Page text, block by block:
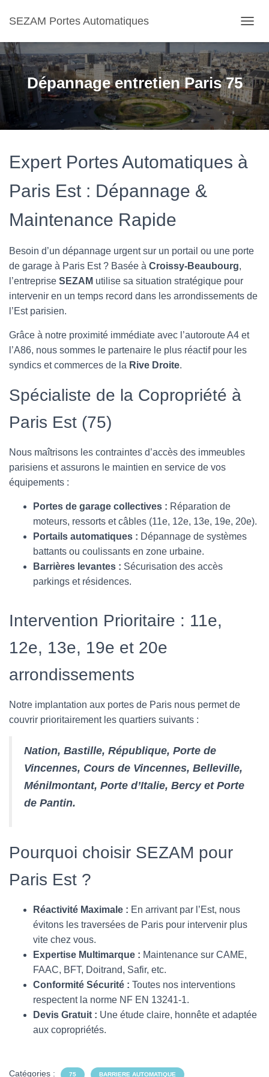
SEZAM Portes Automatiques
U
V
R
I
R
F
E
R
G
O
Dépannage entretien Paris 75
Expert Portes Automatiques à
Paris Est : Dépannage &
Maintenance Rapide
Besoin d’un dépannage urgent sur un portail ou une porte
de garage à Paris Est ? Basée à Croissy-Beaubourg,
l’entreprise SEZAM utilise sa situation stratégique pour
intervenir en un temps record dans les arrondissements de
l’Est parisien.
Grâce à notre proximité immédiate avec l’autoroute A4 et
l’A86, nous sommes le partenaire le plus réactif pour les
syndics et commerces de la Rive Droite.
Spécialiste de la Copropriété à
Paris Est (75)
Nous maîtrisons les contraintes d’accès des immeubles
parisiens et assurons le maintien en service de vos
équipements :
Portes de garage collectives : Réparation de
moteurs, ressorts et câbles (11e, 12e, 13e, 19e, 20e).
Portails automatiques : Dépannage de systèmes
battants ou coulissants en zone urbaine.
Barrières levantes : Sécurisation des accès
parkings et résidences.
Intervention Prioritaire : 11e,
12e, 13e, 19e et 20e
arrondissements
Notre implantation aux portes de Paris nous permet de
couvrir prioritairement les quartiers suivants :
Nation, Bastille, République, Porte de
Vincennes, Cours de Vincennes, Belleville,
Ménilmontant, Porte d’Italie, Bercy et Porte
de Pantin.
Pourquoi choisir SEZAM pour
Paris Est ?
Réactivité Maximale : En arrivant par l’Est, nous
évitons les traversées de Paris pour intervenir plus
vite chez vous.
Expertise Multimarque : Maintenance sur CAME,
FAAC, BFT, Doitrand, Safir, etc.
Conformité Sécurité : Toutes nos interventions
respectent la norme NF EN 13241-1.
Devis Gratuit : Une étude claire, honnête et adaptée
aux copropriétés.
Catégories : 75 BARRIERE AUTOMATIQUE